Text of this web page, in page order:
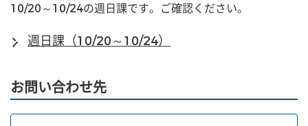
10/20～10/24の週日課です。ご確認ください。
週日課（10/20～10/24）
お問い合わせ先